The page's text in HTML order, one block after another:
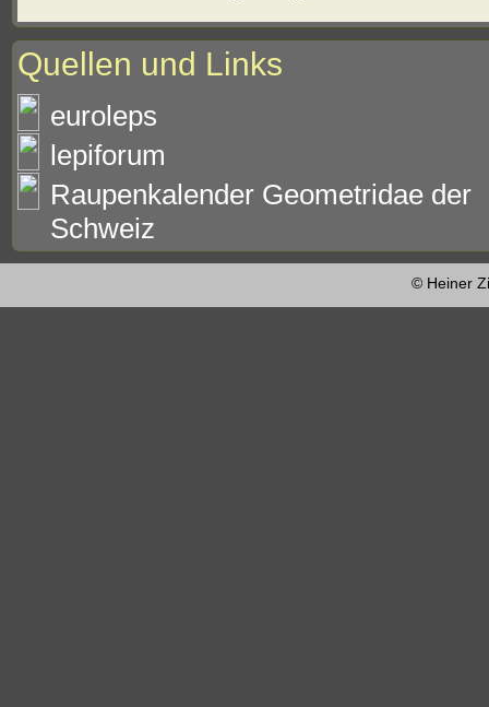
Quellen und Links
euroleps
lepiforum
Raupenkalender Geometridae der
Schweiz
© Heiner